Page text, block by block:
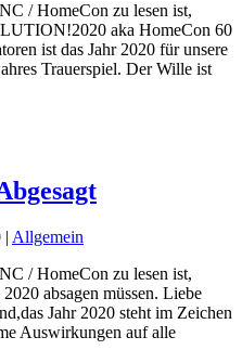
/ HomeCon zu lesen ist,
aka HomeCon 60
ist das Jahr 2020 für unsere
Trauerspiel. Der Wille ist
| Allgemein
/ HomeCon zu lesen ist,
absagen müssen. Liebe
Jahr 2020 steht im Zeichen
Auswirkungen auf alle